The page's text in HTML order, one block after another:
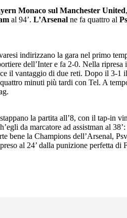
Monaco sul Manchester United
al 94’. L’Arsenal ne fa quattro al
indirizzano la gara nel primo
dell’Inter e fa 2-0. Nella
il vantaggio di due reti. Dopo il 3-
minuti più tardi con Tel. A
la partita all’8, con il tap-in
da marcatore ad assistman al
bene la Champions dell’Arsenal,
al 24’ dalla punizione perfetta